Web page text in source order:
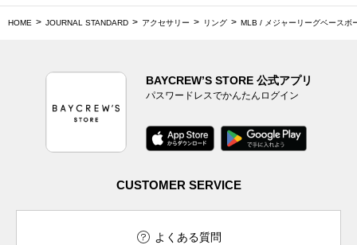
HOME JOURNAL STANDARD アクセサリー リング MLB / メジャーリーグベースボ
BAYCREW’S STORE 公式アプリ
パスワードレスでかんたんログイン
CUSTOMER SERVICE
よくある質問